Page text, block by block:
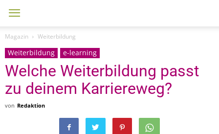
Magazin Weiterbildung
Weiterbildung e-learning
Welche Weiterbildung passt
zu deinem Karriereweg?
von Redaktion